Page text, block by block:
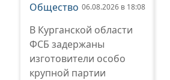
Общество 06.08.2026 в 18:08
В Курганской области
ФСБ задержаны
изготовители особо
крупной партии